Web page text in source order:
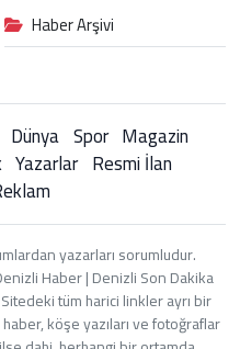
Haber Arşivi
Dünya Spor Magazin
Yazarlar Resmi İlan
yazarları sorumludur.
Haber | Denizli Son Dakika
tüm harici linkler ayrı bir
köşe yazıları ve fotoğraflar